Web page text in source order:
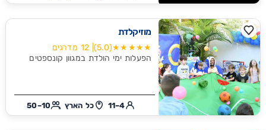
מוזיקלדת
★★★★★
(5.0)
| 12 מדרגים
הפעלות ימי הולדת במגוון קונספטים
4–11 כל הארץ 10–50